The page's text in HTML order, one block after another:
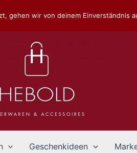
Geschenkideen
gehen wir von deinem Einverständnis